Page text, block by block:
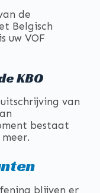
de
Belgisch
uw VOF
KBO
van
bestaat
blijven er